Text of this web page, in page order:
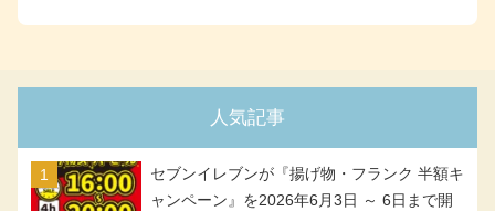
人気記事
セブンイレブンが『揚げ物・フランク 半額キ
ャンペーン』を2026年6月3日 ～ 6日まで開